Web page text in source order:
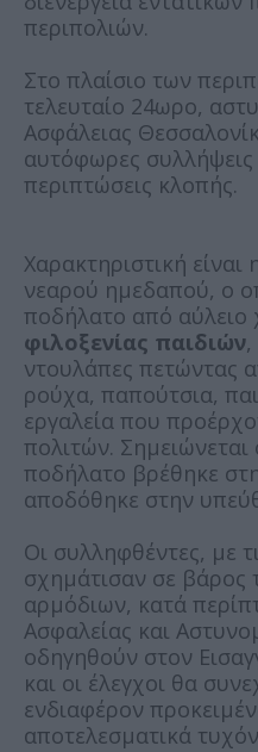
περιπολιών.
Στο πλαίσιο των
τελευταίο 24ωρο,
Ασφάλειας
αυτόφωρες
περιπτώσεις κλοπής.
Χαρακτηριστική
νεαρού ημεδαπού, ο
ποδήλατο από αύλειο
φιλοξενίας παιδιών
ντουλάπες πετώντας
ρούχα, παπούτσια,
εργαλεία που
πολιτών.
ποδήλατο βρέθηκε
αποδόθηκε στην
Οι συλληφθέντες, με
σχημάτισαν σε βάρος
αρμόδιων, κατά
Ασφαλείας και
οδηγηθούν στον
και οι έλεγχοι θα
ενδιαφέρον
αποτελεσματικά